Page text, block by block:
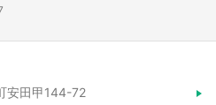
安田甲144-72